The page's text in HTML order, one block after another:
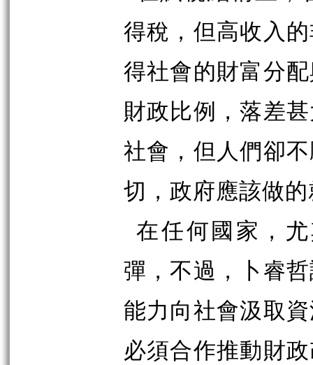
得稅，但高收入
得社會的財富分
財政比例，落差
社會，但人們卻
切，政府應該做
在任何國家，
彈，不過，卜睿
能力向社會汲取
必須合作推動財